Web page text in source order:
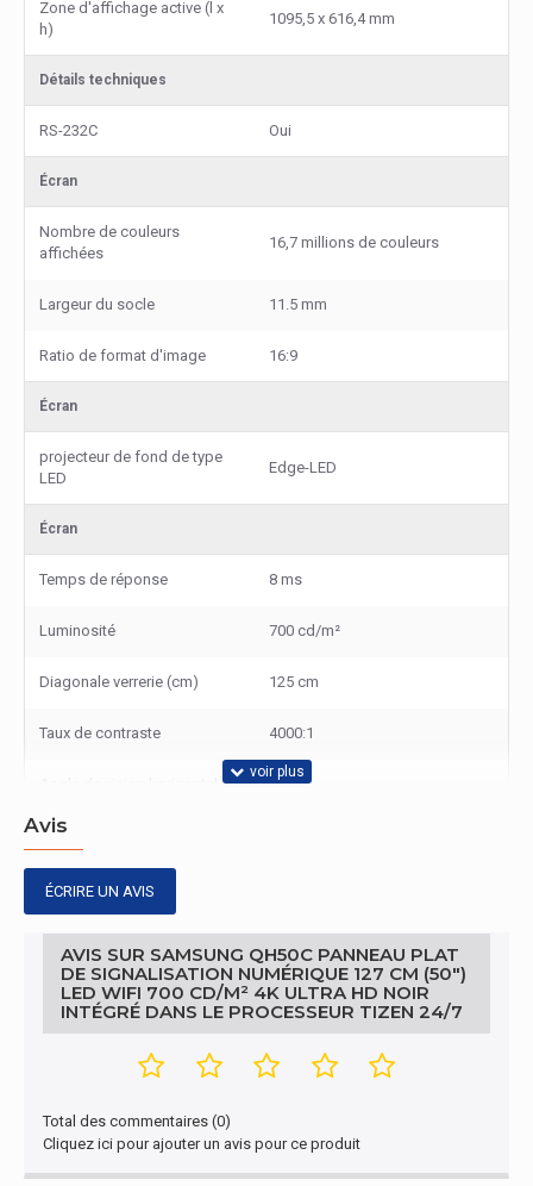
Zone d'affichage active (l x
h)
1095,5 x 616,4 mm
Détails techniques
RS-232C Oui
Écran
Nombre de couleurs
affichées
16,7 millions de couleurs
Largeur du socle 11.5 mm
Ratio de format d'image 16:9
Écran
projecteur de fond de type
LED
Edge-LED
Écran
Temps de réponse 8 ms
Luminosité 700 cd/m²
Diagonale verrerie (cm) 125 cm
Taux de contraste 4000:1
178°
Angle de vision vertical
Pas de pixel
Type HD 4K Ultra HD
Mémoire vive
Mémoire interne 16 Go
Famille de processeur ARM Cortex
Avis
ÉCRIRE UN AVIS
AVIS SUR SAMSUNG QH50C PANNEAU PLAT
DE SIGNALISATION NUMÉRIQUE 127 CM (50")
LED WIFI 700 CD/M² 4K ULTRA HD NOIR
INTÉGRÉ DANS LE PROCESSEUR TIZEN 24/7
Total des commentaires (0)
Cliquez ici pour ajouter un avis pour ce produit